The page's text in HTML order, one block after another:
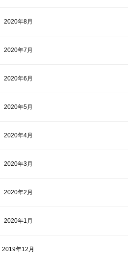
2020年8月
2020年7月
2020年6月
2020年5月
2020年4月
2020年3月
2020年2月
2020年1月
2019年12月